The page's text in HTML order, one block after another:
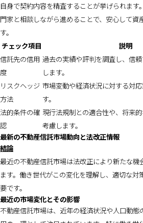
自身で契約内容を精査することが挙げられます
門家と相談しながら進めることで、安心して資
す。
チェック項目
説明
信託先の信用
度
過去の実績や評判を調査し、信
します。
リスクヘッジ
方法
市場変動や経済状況に対する対
す。
法的条件の確
認
現行法規制との適合性や、将来
考慮します。
最新の不動産信託市場動向と法改正情報
結論
最近の不動産信託市場は法改正により新たな機
ます。働き世代がこの変化を理解し、適切な対
要です。
最近の市場変化とその影響
不動産信託市場は、近年の経済状況や人口動態